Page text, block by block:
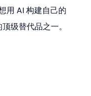
用 AI 构建自己的
级替代品之一。